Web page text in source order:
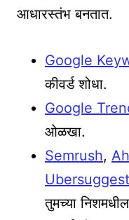
आधारस्तंभ बनतात.
Google
कीवर्ड शोधा.
Google
ओळखा.
Semrush,
Ubersuggest
तुमच्या